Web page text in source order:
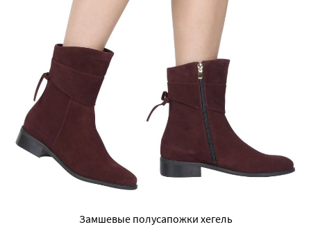
Замшевые полусапожки хегель